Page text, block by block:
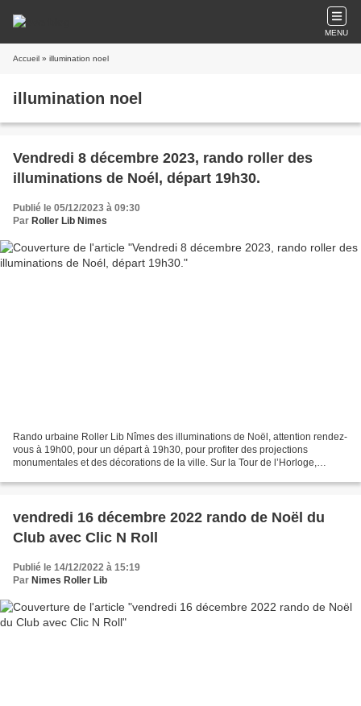
MENU
Accueil » illumination noel
illumination noel
Vendredi 8 décembre 2023, rando roller des
illuminations de Noél, départ 19h30.
Publié le 05/12/2023 à 09:30
Par Roller Lib Nimes
Rando urbaine Roller Lib Nîmes des illuminations de Noël, attention rendez-
vous à 19h00, pour un départ à 19h30, pour profiter des projections
monumentales et des décorations de la ville. Sur la Tour de l’Horloge,
vendredi 16 décembre 2022 rando de Noël du
Club avec Clic N Roll
Publié le 14/12/2022 à 15:19
Par Nimes Roller Lib